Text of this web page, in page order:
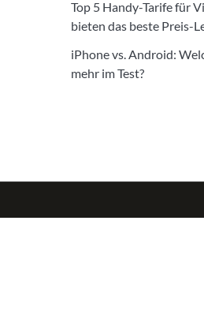
Top 5 Handy-Tarife für
bieten das beste Preis-
iPhone vs. Android:
mehr im Test?